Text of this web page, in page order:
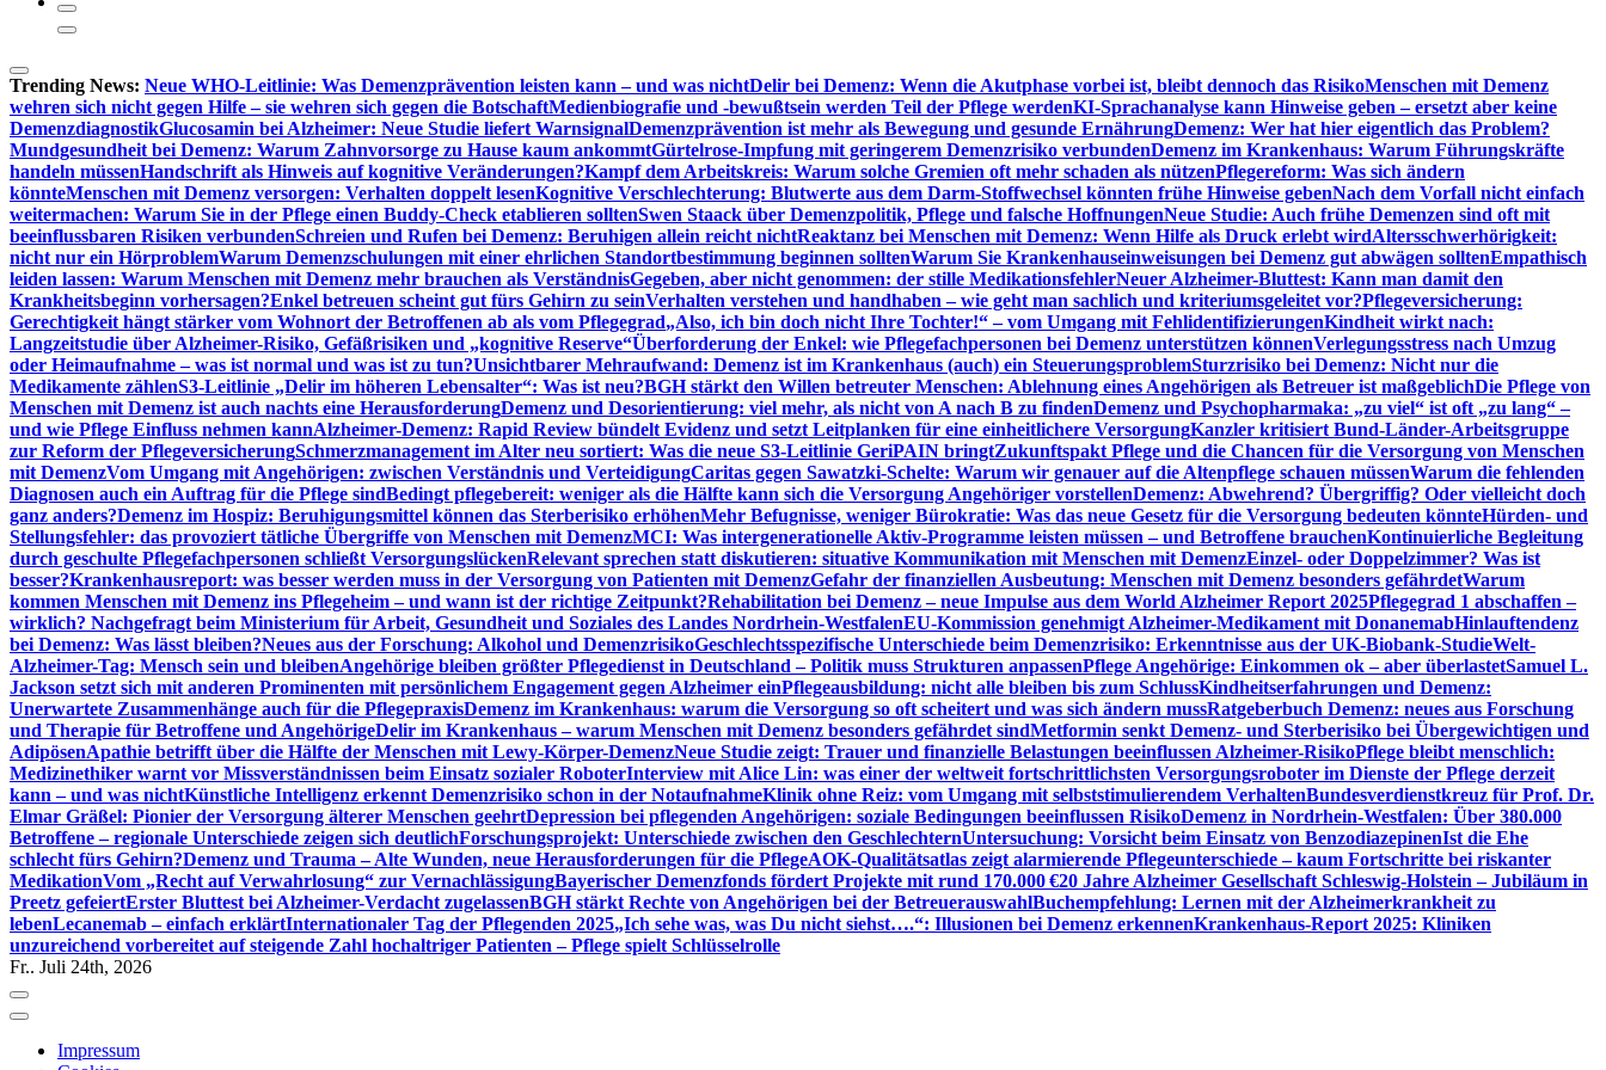
Trending News: Neue WHO-Leitlinie: Was Demenzprävention leisten kann – und was nichtDelir bei Demenz: Wenn die Akutphase vorbei ist, bleibt dennoch das RisikoMenschen mit Demenz
wehren sich nicht gegen Hilfe – sie wehren sich gegen die BotschaftMedienbiografie und -bewußtsein werden Teil der Pflege werdenKI-Sprachanalyse kann Hinweise geben – ersetzt aber keine
DemenzdiagnostikGlucosamin bei Alzheimer: Neue Studie liefert WarnsignalDemenzprävention ist mehr als Bewegung und gesunde ErnährungDemenz: Wer hat hier eigentlich das Problem?
Mundgesundheit bei Demenz: Warum Zahnvorsorge zu Hause kaum ankommtGürtelrose-Impfung mit geringerem Demenzrisiko verbundenDemenz im Krankenhaus: Warum Führungskräfte
handeln müssenHandschrift als Hinweis auf kognitive Veränderungen?Kampf dem Arbeitskreis: Warum solche Gremien oft mehr schaden als nützenPflegereform: Was sich ändern
könnteMenschen mit Demenz versorgen: Verhalten doppelt lesenKognitive Verschlechterung: Blutwerte aus dem Darm-Stoffwechsel könnten frühe Hinweise gebenNach dem Vorfall nicht einfach
weitermachen: Warum Sie in der Pflege einen Buddy-Check etablieren solltenSwen Staack über Demenzpolitik, Pflege und falsche HoffnungenNeue Studie: Auch frühe Demenzen sind oft mit
beeinflussbaren Risiken verbundenSchreien und Rufen bei Demenz: Beruhigen allein reicht nichtReaktanz bei Menschen mit Demenz: Wenn Hilfe als Druck erlebt wirdAltersschwerhörigkeit:
nicht nur ein HörproblemWarum Demenzschulungen mit einer ehrlichen Standortbestimmung beginnen solltenWarum Sie Krankenhauseinweisungen bei Demenz gut abwägen solltenEmpathisch
leiden lassen: Warum Menschen mit Demenz mehr brauchen als VerständnisGegeben, aber nicht genommen: der stille MedikationsfehlerNeuer Alzheimer-Bluttest: Kann man damit den
Krankheitsbeginn vorhersagen?Enkel betreuen scheint gut fürs Gehirn zu seinVerhalten verstehen und handhaben – wie geht man sachlich und kriteriumsgeleitet vor?Pflegeversicherung:
Gerechtigkeit hängt stärker vom Wohnort der Betroffenen ab als vom Pflegegrad„Also, ich bin doch nicht Ihre Tochter!“ – vom Umgang mit FehlidentifizierungenKindheit wirkt nach:
Langzeitstudie über Alzheimer-Risiko, Gefäßrisiken und „kognitive Reserve“Überforderung der Enkel: wie Pflegefachpersonen bei Demenz unterstützen könnenVerlegungsstress nach Umzug
oder Heimaufnahme – was ist normal und was ist zu tun?Unsichtbarer Mehraufwand: Demenz ist im Krankenhaus (auch) ein SteuerungsproblemSturzrisiko bei Demenz: Nicht nur die
Medikamente zählenS3-Leitlinie „Delir im höheren Lebensalter“: Was ist neu?BGH stärkt den Willen betreuter Menschen: Ablehnung eines Angehörigen als Betreuer ist maßgeblichDie Pflege von
Menschen mit Demenz ist auch nachts eine HerausforderungDemenz und Desorientierung: viel mehr, als nicht von A nach B zu findenDemenz und Psychopharmaka: „zu viel“ ist oft „zu lang“ –
und wie Pflege Einfluss nehmen kannAlzheimer-Demenz: Rapid Review bündelt Evidenz und setzt Leitplanken für eine einheitlichere VersorgungKanzler kritisiert Bund-Länder-Arbeitsgruppe
zur Reform der PflegeversicherungSchmerzmanagement im Alter neu sortiert: Was die neue S3-Leitlinie GeriPAIN bringtZukunftspakt Pflege und die Chancen für die Versorgung von Menschen
mit DemenzVom Umgang mit Angehörigen: zwischen Verständnis und VerteidigungCaritas gegen Sawatzki-Schelte: Warum wir genauer auf die Altenpflege schauen müssenWarum die fehlenden
Diagnosen auch ein Auftrag für die Pflege sindBedingt pflegebereit: weniger als die Hälfte kann sich die Versorgung Angehöriger vorstellenDemenz: Abwehrend? Übergriffig? Oder vielleicht doch
ganz anders?Demenz im Hospiz: Beruhigungsmittel können das Sterberisiko erhöhenMehr Befugnisse, weniger Bürokratie: Was das neue Gesetz für die Versorgung bedeuten könnteHürden- und
Stellungsfehler: das provoziert tätliche Übergriffe von Menschen mit DemenzMCI: Was intergenerationelle Aktiv-Programme leisten müssen – und Betroffene brauchenKontinuierliche Begleitung
durch geschulte Pflegefachpersonen schließt VersorgungslückenRelevant sprechen statt diskutieren: situative Kommunikation mit Menschen mit DemenzEinzel- oder Doppelzimmer? Was ist
besser?Krankenhausreport: was besser werden muss in der Versorgung von Patienten mit DemenzGefahr der finanziellen Ausbeutung: Menschen mit Demenz besonders gefährdetWarum
kommen Menschen mit Demenz ins Pflegeheim – und wann ist der richtige Zeitpunkt?Rehabilitation bei Demenz – neue Impulse aus dem World Alzheimer Report 2025Pflegegrad 1 abschaffen –
wirklich? Nachgefragt beim Ministerium für Arbeit, Gesundheit und Soziales des Landes Nordrhein-WestfalenEU-Kommission genehmigt Alzheimer-Medikament mit DonanemabHinlauftendenz
bei Demenz: Was lässt bleiben?Neues aus der Forschung: Alkohol und DemenzrisikoGeschlechtsspezifische Unterschiede beim Demenzrisiko: Erkenntnisse aus der UK-Biobank-StudieWelt-
Alzheimer-Tag: Mensch sein und bleibenAngehörige bleiben größter Pflegedienst in Deutschland – Politik muss Strukturen anpassenPflege Angehörige: Einkommen ok – aber überlastetSamuel L.
Jackson setzt sich mit anderen Prominenten mit persönlichem Engagement gegen Alzheimer einPflegeausbildung: nicht alle bleiben bis zum SchlussKindheitserfahrungen und Demenz:
Unerwartete Zusammenhänge auch für die PflegepraxisDemenz im Krankenhaus: warum die Versorgung so oft scheitert und was sich ändern mussRatgeberbuch Demenz: neues aus Forschung
und Therapie für Betroffene und AngehörigeDelir im Krankenhaus – warum Menschen mit Demenz besonders gefährdet sindMetformin senkt Demenz- und Sterberisiko bei Übergewichtigen und
AdipösenApathie betrifft über die Hälfte der Menschen mit Lewy-Körper-DemenzNeue Studie zeigt: Trauer und finanzielle Belastungen beeinflussen Alzheimer-RisikoPflege bleibt menschlich:
Medizinethiker warnt vor Missverständnissen beim Einsatz sozialer RoboterInterview mit Alice Lin: was einer der weltweit fortschrittlichsten Versorgungsroboter im Dienste der Pflege derzeit
kann – und was nichtKünstliche Intelligenz erkennt Demenzrisiko schon in der NotaufnahmeKlinik ohne Reiz: vom Umgang mit selbststimulierendem VerhaltenBundesverdienstkreuz für Prof. Dr.
Elmar Gräßel: Pionier der Versorgung älterer Menschen geehrtDepression bei pflegenden Angehörigen: soziale Bedingungen beeinflussen RisikoDemenz in Nordrhein-Westfalen: Über 380.000
Betroffene – regionale Unterschiede zeigen sich deutlichForschungsprojekt: Unterschiede zwischen den GeschlechternUntersuchung: Vorsicht beim Einsatz von BenzodiazepinenIst die Ehe
schlecht fürs Gehirn?Demenz und Trauma – Alte Wunden, neue Herausforderungen für die PflegeAOK-Qualitätsatlas zeigt alarmierende Pflegeunterschiede – kaum Fortschritte bei riskanter
MedikationVom „Recht auf Verwahrlosung“ zur VernachlässigungBayerischer Demenzfonds fördert Projekte mit rund 170.000 €20 Jahre Alzheimer Gesellschaft Schleswig-Holstein – Jubiläum in
Preetz gefeiertErster Bluttest bei Alzheimer-Verdacht zugelassenBGH stärkt Rechte von Angehörigen bei der BetreuerauswahlBuchempfehlung: Lernen mit der Alzheimerkrankheit zu
lebenLecanemab – einfach erklärtInternationaler Tag der Pflegenden 2025„Ich sehe was, was Du nicht siehst….“: Illusionen bei Demenz erkennenKrankenhaus-Report 2025: Kliniken
unzureichend vorbereitet auf steigende Zahl hochaltriger Patienten – Pflege spielt Schlüsselrolle
Fr.. Juli 24th, 2026
Impressum